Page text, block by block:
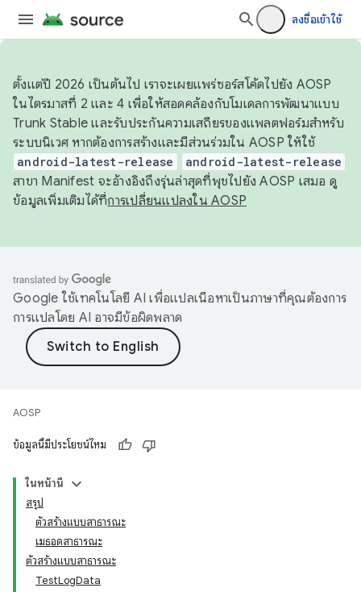
ลงชื่อเข้าใช้
ตั้งแต่ปี 2026 เป็นต้นไป เราจะเผยแพร่ซอร์สโค้ดไปยัง AOSP
ในไตรมาสที่ 2 และ 4 เพื่อให้สอดคล้องกับโมเดลการพัฒนาแบบ
Trunk Stable และรับประกันความเสถียรของแพลตฟอร์มสำหรับ
ระบบนิเวศ หากต้องการสร้างและมีส่วนร่วมใน AOSP ให้ใช้
android-latest-release android-latest-release
สาขา Manifest จะอ้างอิงถึงรุ่นล่าสุดที่พุชไปยัง AOSP เสมอ ดู
ข้อมูลเพิ่มเติมได้ที่การเปลี่ยนแปลงใน AOSP
Google ใช้เทคโนโลยี AI เพื่อแปลเนื้อหาเป็นภาษาที่คุณต้องการ
การแปลโดย AI อาจมีข้อผิดพลาด
AOSP
ข้อมูลนี้มีประโยชน์ไหม
ในหน้านี้
สรุป
ตัวสร้างแบบสาธารณะ
เมธอดสาธารณะ
ตัวสร้างแบบสาธารณะ
TestLogData